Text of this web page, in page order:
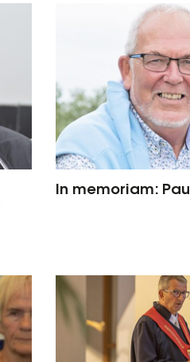
In memoriam: